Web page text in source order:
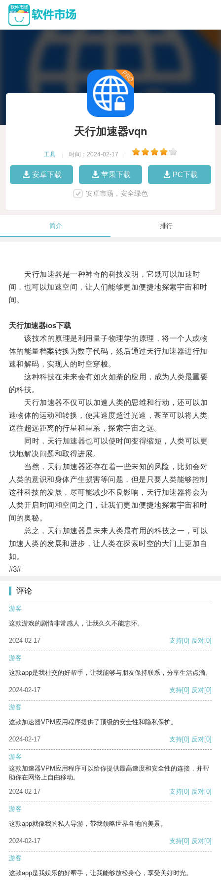
天行加速器vqn
工具 时间：2024-02-17
安卓下载 苹果下载 PC下载
安卓市场，安全绿色
简介 排行
天行加速器是一种神奇的科技发明，它既可以加速时
间，也可以加速空间，让人们能够更加便捷地探索宇宙和时
间。
天行加速器ios下载
该技术的原理是利用量子物理学的原理，将一个人或物
体的能量档案转换为数字代码，然后通过天行加速器进行加
速和解码，实现人的时空穿梭。
这种科技在未来会有如火如荼的应用，成为人类最重要
的科技。
天行加速器不仅可以加速人类的思维和行动，还可以加
速物体的运动和转换，使其速度超过光速，甚至可以将人类
送往超远距离的行星和星系，探索宇宙之远。
同时，天行加速器也可以使时间变得缩短，人类可以更
快地解决问题和取得进展。
当然，天行加速器还存在着一些未知的风险，比如会对
人类的意识和身体产生损害等问题，但是只要人类能够控制
这种科技的发展，尽可能减少不良影响，天行加速器将会为
人类开启时间和空间之门，让我们更加便捷地探索宇宙和时
间的奥秘。
总之，天行加速器是未来人类最有用的科技之一，可以
加速人类的发展和进步，让人类在探索时空的大门上更加自
如。
#3#
评论
游客
这款游戏的剧情非常感人，让我久久不能忘怀。
2024-02-17 支持[0] 反对[0]
游客
这款app是我社交的好帮手，让我能够与朋友保持联系，分享生活点滴。
2024-02-17 支持[0] 反对[0]
游客
这款加速器VPM应用程序提供了顶级的安全性和隐私保护。
2024-02-17 支持[0] 反对[0]
游客
这款加速器VPM应用程序可以给你提供最高速度和安全性的连接，并帮
助你在网络上自由移动。
2024-02-17
支持[0] 反对[0]
游客
这款app就像我的私人导游，带我领略世界各地的美景。
2024-02-17 支持[0] 反对[0]
游客
这款app是我娱乐的好帮手，让我能够放松身心，享受美好时光。